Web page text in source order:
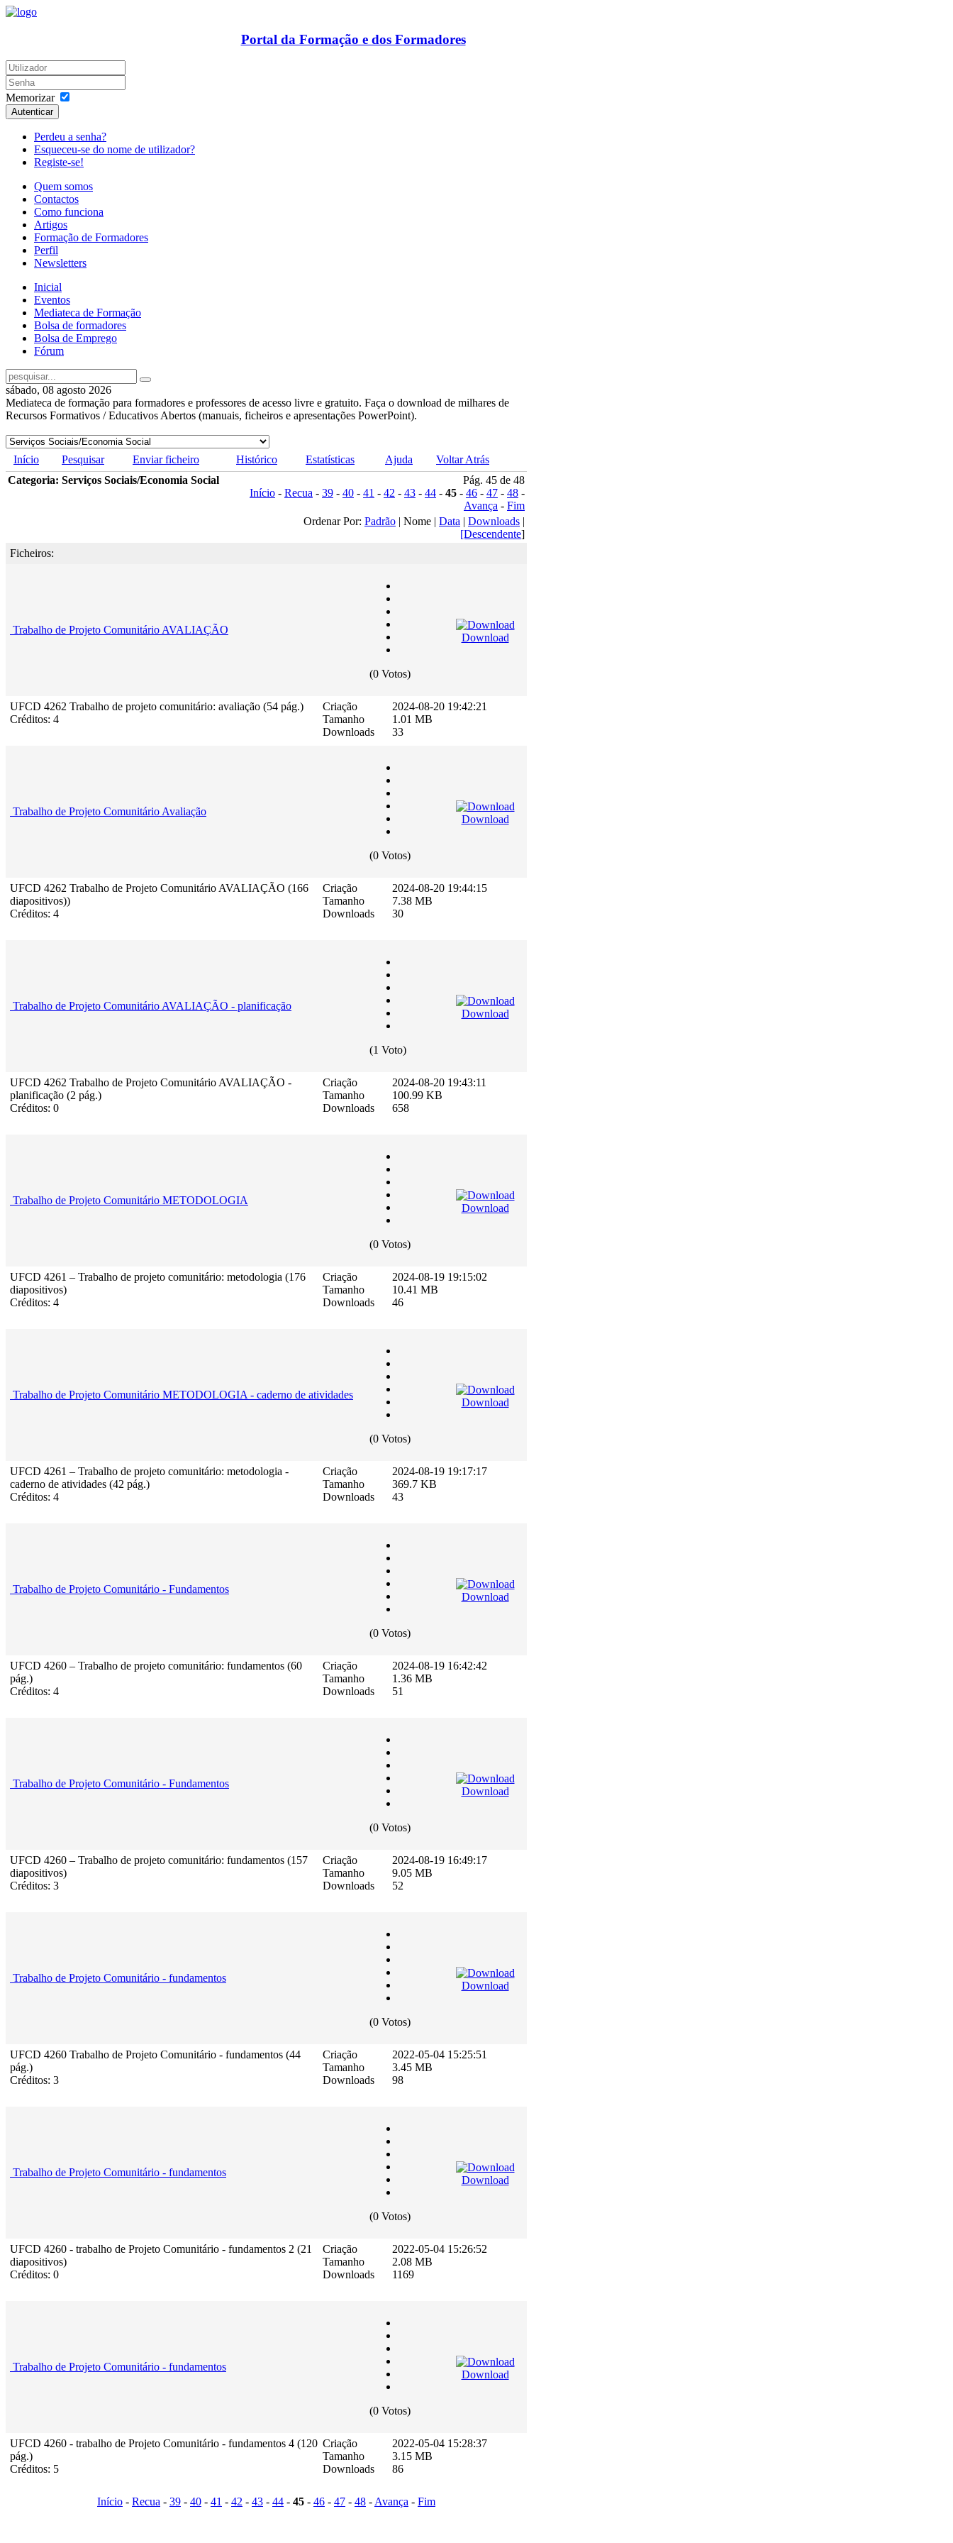
Portal da Formação e dos Formadores
Memorizar
Autenticar
Perdeu a senha?
Esqueceu-se do nome de utilizador?
Registe-se!
Quem somos
Contactos
Como funciona
Artigos
Formação de Formadores
Perfil
Newsletters
Inicial
Eventos
Mediateca de Formação
Bolsa de formadores
Bolsa de Emprego
Fórum
sábado, 08 agosto 2026
Mediateca de formação para formadores e professores de acesso livre e gratuito. Faça o download de milhares de
Recursos Formativos / Educativos Abertos (manuais, ficheiros e apresentações PowerPoint).
Início Pesquisar Enviar ficheiro Histórico Estatísticas Ajuda
Voltar Atrás
Categoria: Serviços Sociais/Economia Social
Pág. 45 de 48
Início - Recua - 39 - 40 - 41 - 42 - 43 - 44 - 45 - 46 - 47 - 48 -
Avança - Fim
Ordenar Por: Padrão | Nome | Data | Downloads |
[Descendente]
Ficheiros:
Trabalho de Projeto Comunitário AVALIAÇÃO
(0 Votos)
Download
UFCD 4262 Trabalho de projeto comunitário: avaliação (54 pág.)
Créditos: 4
Criação
Tamanho
Downloads
2024-08-20 19:42:21
1.01 MB
33
Trabalho de Projeto Comunitário Avaliação
(0 Votos)
Download
UFCD 4262 Trabalho de Projeto Comunitário AVALIAÇÃO (166
diapositivos))
Créditos: 4
Criação
Tamanho
Downloads
2024-08-20 19:44:15
7.38 MB
30
Trabalho de Projeto Comunitário AVALIAÇÃO - planificação
(1 Voto)
Download
UFCD 4262 Trabalho de Projeto Comunitário AVALIAÇÃO -
planificação (2 pág.)
Créditos: 0
Criação
Tamanho
Downloads
2024-08-20 19:43:11
100.99 KB
658
Trabalho de Projeto Comunitário METODOLOGIA
(0 Votos)
Download
UFCD 4261 – Trabalho de projeto comunitário: metodologia (176
diapositivos)
Créditos: 4
Criação
Tamanho
Downloads
2024-08-19 19:15:02
10.41 MB
46
Trabalho de Projeto Comunitário METODOLOGIA - caderno de atividades
(0 Votos)
Download
UFCD 4261 – Trabalho de projeto comunitário: metodologia -
caderno de atividades (42 pág.)
Créditos: 4
Criação
Tamanho
Downloads
2024-08-19 19:17:17
369.7 KB
43
Trabalho de Projeto Comunitário - Fundamentos
(0 Votos)
Download
UFCD 4260 – Trabalho de projeto comunitário: fundamentos (60
pág.)
Créditos: 4
Criação
Tamanho
Downloads
2024-08-19 16:42:42
1.36 MB
51
Trabalho de Projeto Comunitário - Fundamentos
(0 Votos)
Download
UFCD 4260 – Trabalho de projeto comunitário: fundamentos (157
diapositivos)
Créditos: 3
Criação
Tamanho
Downloads
2024-08-19 16:49:17
9.05 MB
52
Trabalho de Projeto Comunitário - fundamentos
(0 Votos)
Download
UFCD 4260 Trabalho de Projeto Comunitário - fundamentos (44
pág.)
Créditos: 3
Criação
Tamanho
Downloads
2022-05-04 15:25:51
3.45 MB
98
Trabalho de Projeto Comunitário - fundamentos
(0 Votos)
Download
UFCD 4260 - trabalho de Projeto Comunitário - fundamentos 2 (21
diapositivos)
Créditos: 0
Criação
Tamanho
Downloads
2022-05-04 15:26:52
2.08 MB
1169
Trabalho de Projeto Comunitário - fundamentos
(0 Votos)
Download
UFCD 4260 - trabalho de Projeto Comunitário - fundamentos 4 (120
pág.)
Créditos: 5
Criação
Tamanho
Downloads
2022-05-04 15:28:37
3.15 MB
86
Início - Recua - 39 - 40 - 41 - 42 - 43 - 44 - 45 - 46 - 47 - 48 -Avança - Fim